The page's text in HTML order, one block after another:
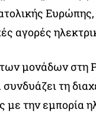
αγορές
μονάδων στη
συνδυάζει τη
με την εμπορία